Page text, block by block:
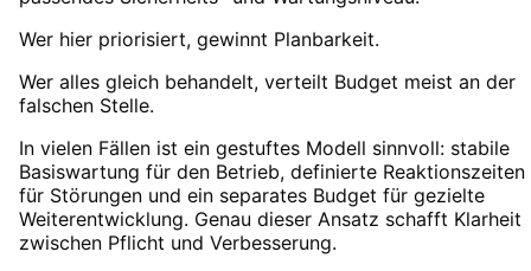
Wer hier priorisiert, gewinnt Planbarkeit.
Wer alles gleich behandelt, verteilt Budget meist an der
falschen Stelle.
In vielen Fällen ist ein gestuftes Modell sinnvoll: stabile
Basiswartung für den Betrieb, definierte Reaktionszeiten
für Störungen und ein separates Budget für gezielte
Weiterentwicklung. Genau dieser Ansatz schafft Klarheit
zwischen Pflicht und Verbesserung.